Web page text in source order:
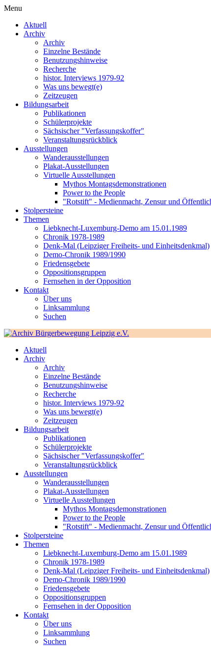
Menu
Aktuell
Archiv
Archiv
Einzelne Bestände
Benutzungshinweise
Recherche
histor. Interviews 1979-92
Was uns bewegt(e)
Zeitzeugen
Bildungsarbeit
Publikationen
Schülerprojekte
Sächsischer "Verfassungskoffer"
Veranstaltungsrückblick
Ausstellungen
Wanderausstellungen
Plakat-Ausstellungen
Virtuelle Ausstellungen
Mythos Montagsdemonstrationen
Power to the People
"Rotstift" - Medienmacht, Zensur und
Stolpersteine
Themen
Liebknecht-Luxemburg-Demo am 15.01.1989
Chronik 1978-1989
Denk-Mal (Leipziger Freiheits- und Einheitsdenkmal)
Demo-Chronik 1989/1990
Friedensgebete
Oppositionsgruppen
Fernsehen in der Opposition
Kontakt
Über uns
Linksammlung
Suchen
Aktuell
Archiv
Archiv
Einzelne Bestände
Benutzungshinweise
Recherche
histor. Interviews 1979-92
Was uns bewegt(e)
Zeitzeugen
Bildungsarbeit
Publikationen
Schülerprojekte
Sächsischer "Verfassungskoffer"
Veranstaltungsrückblick
Ausstellungen
Wanderausstellungen
Plakat-Ausstellungen
Virtuelle Ausstellungen
Mythos Montagsdemonstrationen
Power to the People
"Rotstift" - Medienmacht, Zensur und
Stolpersteine
Themen
Liebknecht-Luxemburg-Demo am 15.01.1989
Chronik 1978-1989
Denk-Mal (Leipziger Freiheits- und Einheitsdenkmal)
Demo-Chronik 1989/1990
Friedensgebete
Oppositionsgruppen
Fernsehen in der Opposition
Kontakt
Über uns
Linksammlung
Suchen